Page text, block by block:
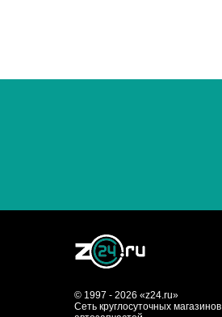
© 1997 - 2026 «z24.ru»
Cеть круглосуточных магазинов